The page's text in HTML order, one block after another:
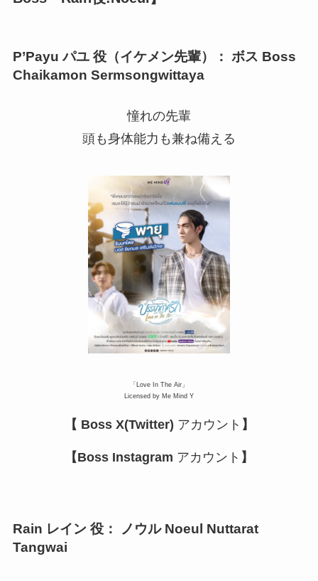
P’Payu パユ 役（イケメン先輩）： ボス Boss
Chaikamon Sermsongwittaya
憧れの先輩
頭も身体能力も兼ね備える
「Love In The Air」
Licensed by Me Mind Y
【 Boss X(Twitter) アカウント 】
【Boss Instagram アカウント 】
Rain レイン 役： ノウル Noeul Nuttarat
Tangwai